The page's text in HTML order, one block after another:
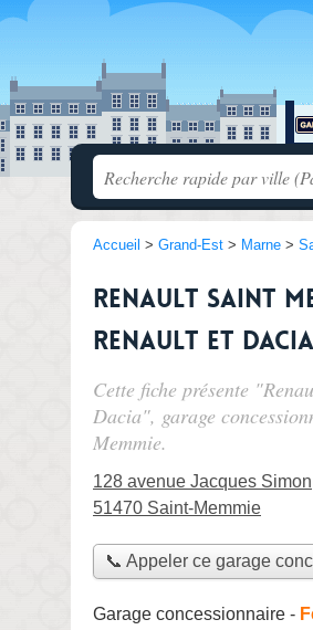
Accueil > Grand-Est > Marne >
Renault Saint
Renault et Dacia
Cette fiche présente
Dacia", garage
Memmie.
128 avenue Jacques Simon
51470 Saint-Memmie
📞 Appeler ce garage
Garage concessionnaire -